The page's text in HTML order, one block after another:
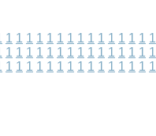
1 1 1 1 1 1 1 1 1 1 1 1 1 1 1
1 1 1 1 1 1 1 1 1 1 1 1 1 1 1
1 1 1 1 1 1 1 1 1 1 1 1 1 1 1